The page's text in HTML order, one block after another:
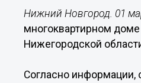
Нижний Новгород. 01
многоквартирном
Нижегородской
Согласно информации,